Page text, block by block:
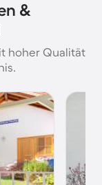
&
hoher Qualität